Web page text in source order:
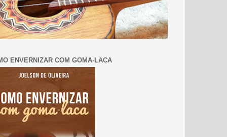
ENVERNIZAR COM GOMA-LACA